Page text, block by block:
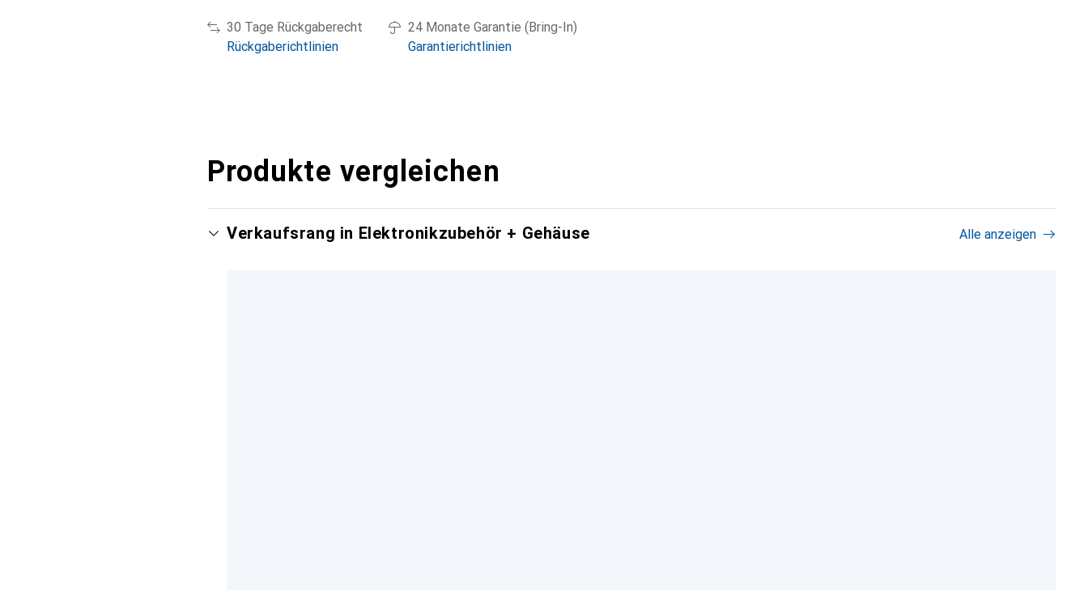
30 Tage Rückgaberecht
Rückgaberichtlinien
24 Monate Garantie (Bring-In)
Garantierichtlinien
Produkte vergleichen
Verkaufsrang in Elektronikzubehör + Gehäuse Alle anzeigen